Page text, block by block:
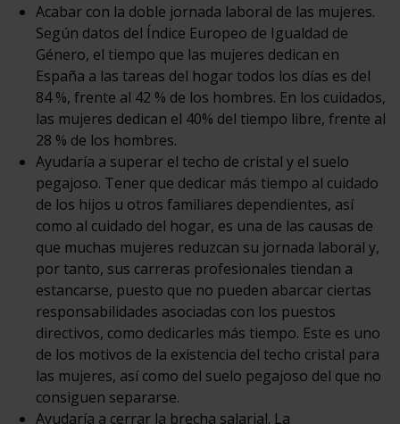
Acabar con la doble jornada laboral de las mujeres.
Según datos del Índice Europeo de Igualdad de
Género, el tiempo que las mujeres dedican en
España a las tareas del hogar todos los días es del
84 %, frente al 42 % de los hombres. En los cuidados,
las mujeres dedican el 40% del tiempo libre, frente al
28 % de los hombres.
Ayudaría a superar el techo de cristal y el suelo
pegajoso. Tener que dedicar más tiempo al cuidado
de los hijos u otros familiares dependientes, así
como al cuidado del hogar, es una de las causas de
que muchas mujeres reduzcan su jornada laboral y,
por tanto, sus carreras profesionales tiendan a
estancarse, puesto que no pueden abarcar ciertas
responsabilidades asociadas con los puestos
directivos, como dedicarles más tiempo. Este es uno
de los motivos de la existencia del techo cristal para
las mujeres, así como del suelo pegajoso del que no
consiguen separarse.
Ayudaría a cerrar la brecha salarial. La